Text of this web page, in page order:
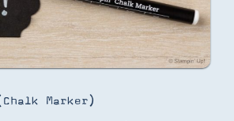
Marker)